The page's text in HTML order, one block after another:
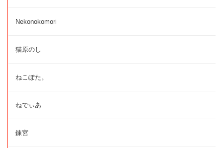
Nekonokomori
猫原のし
ねこぽた。
ねでぃあ
錬宮